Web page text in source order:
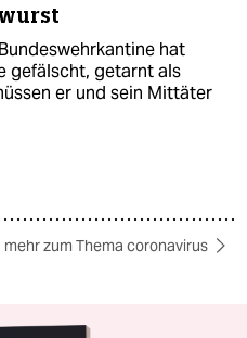
hat
gefälscht, getarnt als
er und sein Mittäter
mehr zum Thema coronavirus